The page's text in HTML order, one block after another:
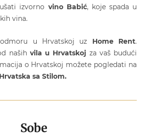
izvorno vino Babić, koje spada u
vina.
u Hrvatskoj uz Home Rent.
naših vila u Hrvatskoj za vaš budući
o Hrvatskoj možete pogledati na
Hrvatska sa Stilom.
Sobe